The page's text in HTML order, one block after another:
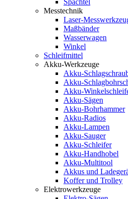
Spachtel
Messtechnik
Laser-
Maßbänder
Wasserwagen
Winkel
Schleifmittel
Akku-Werkzeuge
Akku-
Akku-
Akku-
Akku-Sägen
Akku-Bohrhammer
Akku-Radios
Akku-Lampen
Akku-Sauger
Akku-Schleifer
Akku-Handhobel
Akku-Multitool
Akkus und
Koffer und Trolley
Elektrowerkzeuge